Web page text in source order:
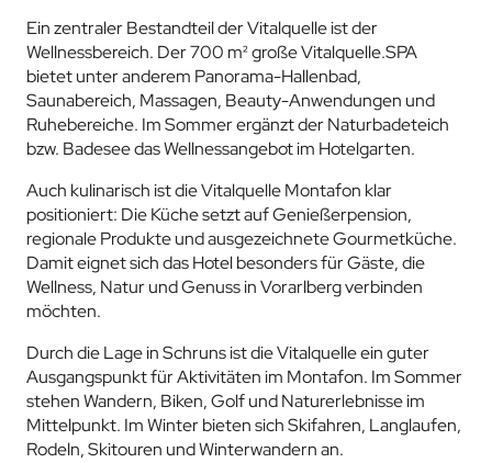
Ein zentraler Bestandteil der Vitalquelle ist der
Wellnessbereich. Der 700 m² große Vitalquelle.SPA
bietet unter anderem Panorama-Hallenbad,
Saunabereich, Massagen, Beauty-Anwendungen und
Ruhebereiche. Im Sommer ergänzt der Naturbadeteich
bzw. Badesee das Wellnessangebot im Hotelgarten.
Auch kulinarisch ist die Vitalquelle Montafon klar
positioniert: Die Küche setzt auf Genießerpension,
regionale Produkte und ausgezeichnete Gourmetküche.
Damit eignet sich das Hotel besonders für Gäste, die
Wellness, Natur und Genuss in Vorarlberg verbinden
möchten.
Durch die Lage in Schruns ist die Vitalquelle ein guter
Ausgangspunkt für Aktivitäten im Montafon. Im Sommer
stehen Wandern, Biken, Golf und Naturerlebnisse im
Mittelpunkt. Im Winter bieten sich Skifahren, Langlaufen,
Rodeln, Skitouren und Winterwandern an.